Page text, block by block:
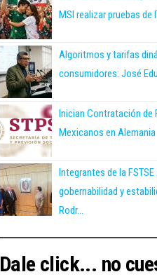
MSI realizar pruebas de
Algoritmos y tarifas
consumidores: José
Inician Contratación de
Mexicanos en Alemania
Integrantes de la
gobernabilidad y
Rodr...
Dale click... no